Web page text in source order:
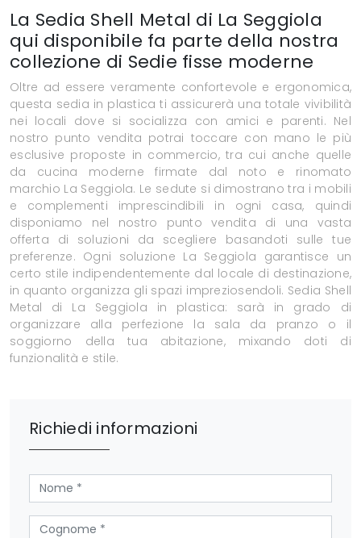
La Sedia Shell Metal di La Seggiola
qui disponibile fa parte della nostra
collezione di Sedie fisse moderne
Oltre ad essere veramente confortevole e ergonomica,
questa sedia in plastica ti assicurerà una totale vivibilità
nei locali dove si socializza con amici e parenti. Nel
nostro punto vendita potrai toccare con mano le più
esclusive proposte in commercio, tra cui anche quelle
da cucina moderne firmate dal noto e rinomato
marchio La Seggiola. Le sedute si dimostrano tra i mobili
e complementi imprescindibili in ogni casa, quindi
disponiamo nel nostro punto vendita di una vasta
offerta di soluzioni da scegliere basandoti sulle tue
preferenze. Ogni soluzione La Seggiola garantisce un
certo stile indipendentemente dal locale di destinazione,
in quanto organizza gli spazi impreziosendoli. Sedia Shell
Metal di La Seggiola in plastica: sarà in grado di
organizzare alla perfezione la sala da pranzo o il
soggiorno della tua abitazione, mixando doti di
funzionalità e stile.
Richiedi informazioni